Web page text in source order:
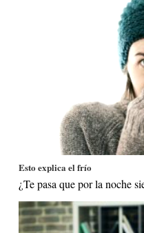
Esto explica el frío
¿Te pasa que por la noche